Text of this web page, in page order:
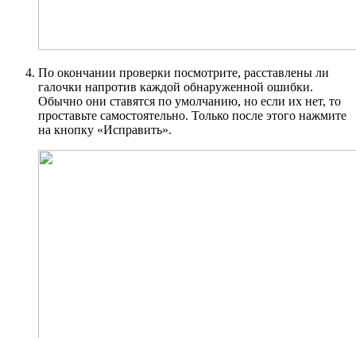
По окончании проверки посмотрите, расставлены ли
галочки напротив каждой обнаруженной ошибки.
Обычно они ставятся по умолчанию, но если их нет, то
проставьте самостоятельно. Только после этого нажмите
на кнопку «Исправить».